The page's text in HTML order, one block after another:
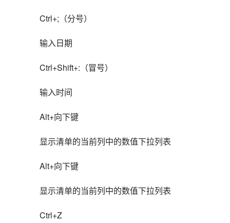
Ctrl+;（分号）
输入日期
Ctrl+Shift+:（冒号）
输入时间
Alt+向下键
显示清单的当前列中的数值下拉列表
Alt+向下键
显示清单的当前列中的数值下拉列表
Ctrl+Z